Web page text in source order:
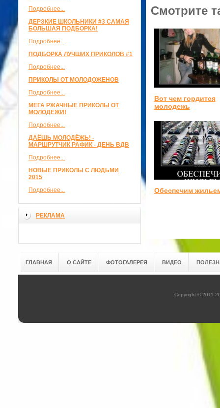
Подробнее...
ДЕРЗКИЕ ШКОЛЬНИКИ #3 САМАЯ
БОЛЬШАЯ ПОДБОРКА!
Подробнее...
ПОДБОРКА ЛУЧШИХ ПРИКОЛОВ #1
Подробнее...
ПРИКОЛЫ ОТ МОЛОДОЖЕНОВ
Подробнее...
МЕГА РЖАЧНЫЕ ПРИКОЛЫ ОТ
МОЛОДЕЖИ!
Подробнее...
ДАЁШЬ МОЛОДЁЖЬ! -
МАРШРУТЧИК РАФИК - ДЕНЬ ВДВ
Подробнее...
НОВЫЕ ПРИКОЛЫ С ЛЮДЬМИ
2015
Подробнее...
РЕКЛАМА
Смотрите
Вот чем гордится
молодежь
Обеспечим
ГЛАВНАЯ О САЙТЕ ФОТОГАЛЕРЕЯ ВИДЕО
Copyright © 2011-